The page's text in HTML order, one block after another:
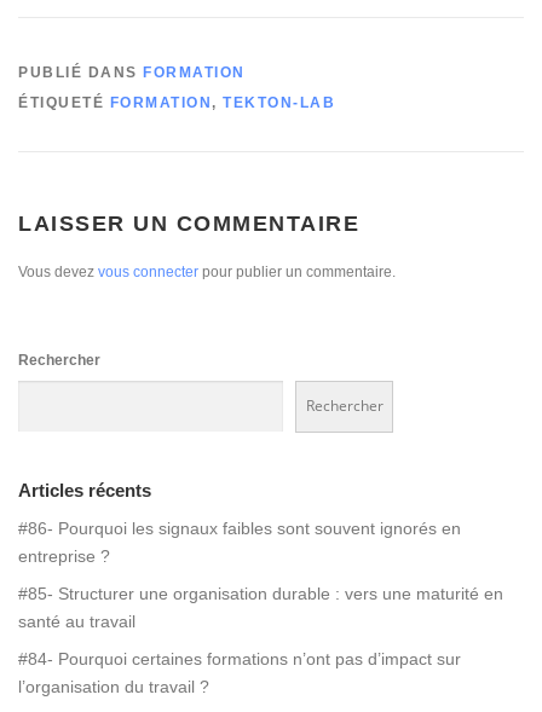
PUBLIÉ DANS FORMATION
ÉTIQUETÉ FORMATION , TEKTON-LAB
LAISSER UN COMMENTAIRE
Vous devez vous connecter pour publier un commentaire.
Rechercher
Rechercher
Articles récents
#86- Pourquoi les signaux faibles sont souvent ignorés en
entreprise ?
#85- Structurer une organisation durable : vers une maturité en
santé au travail
#84- Pourquoi certaines formations n’ont pas d’impact sur
l’organisation du travail ?